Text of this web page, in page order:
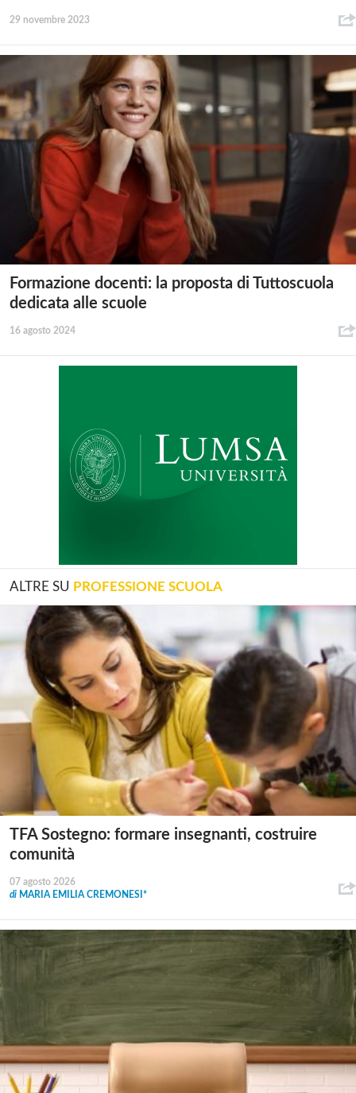
29 novembre 2023
Formazione docenti: la proposta di Tuttoscuola
dedicata alle scuole
16 agosto 2024
ALTRE SU PROFESSIONE SCUOLA
TFA Sostegno: formare insegnanti, costruire
comunità
07 agosto 2026
di MARIA EMILIA CREMONESI*